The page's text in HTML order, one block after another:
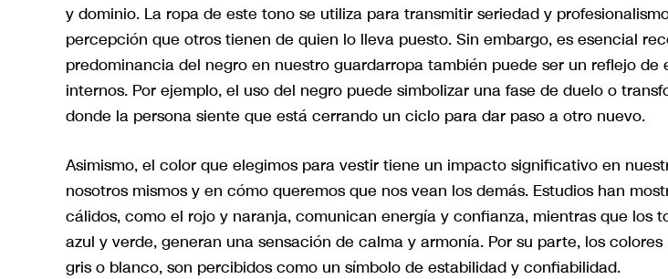
y dominio. La ropa de este tono se utiliza para transmitir seriedad y
percepción que otros tienen de quien lo lleva puesto. Sin embargo, es esencial
predominancia del negro en nuestro guardarropa también puede ser un reflejo de
internos. Por ejemplo, el uso del negro puede simbolizar una fase de duelo o
donde la persona siente que está cerrando un ciclo para dar paso a otro nuevo.
Asimismo, el color que elegimos para vestir tiene un impacto significativo en
nosotros mismos y en cómo queremos que nos vean los demás. Estudios han
cálidos, como el rojo y naranja, comunican energía y confianza, mientras que los
azul y verde, generan una sensación de calma y armonía. Por su parte, los
gris o blanco, son percibidos como un símbolo de estabilidad y confiabilidad.